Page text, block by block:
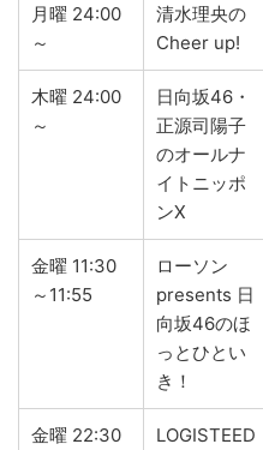
月曜 24:00
～
清水理央の
Cheer up!
木曜 24:00
～
日向坂46・
正源司陽子
のオールナ
イトニッポ
ンX
金曜 11:30
～11:55
ローソン
presents 日
向坂46のほ
っとひとい
き！
金曜 22:30
LOGISTEED